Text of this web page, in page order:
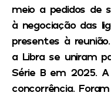
meio a pedidos de
à negociação das
presentes à
a Libra se uniram
Série B em 2025.
concorrência.